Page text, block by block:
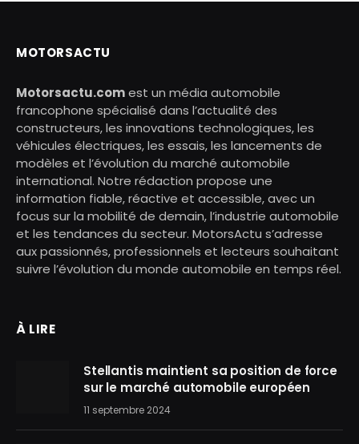
MOTORSACTU
Motorsactu.comest un média automobile
francophone spécialisé dans l’actualité des
constructeurs, les innovations technologiques, les
véhicules électriques, les essais, les lancements de
modèles et l’évolution du marché automobile
international. Notre rédaction propose une
information fiable, réactive et accessible, avec un
focus sur la mobilité de demain, l’industrie automobile
et les tendances du secteur. MotorsActu s’adresse
aux passionnés, professionnels et lecteurs souhaitant
suivre l’évolution du monde automobile en temps réel.
À LIRE
Stellantis maintient sa position de force
sur le marché automobile européen
11 septembre 2024